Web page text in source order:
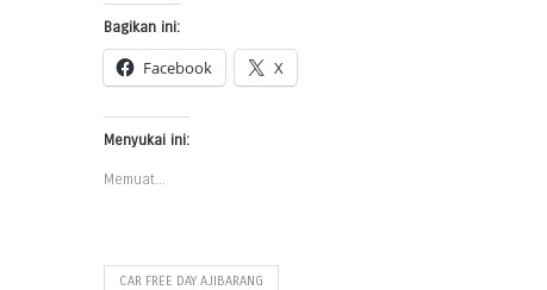
Bagikan ini:
Facebook X
Menyukai ini:
Memuat...
CAR FREE DAY AJIBARANG